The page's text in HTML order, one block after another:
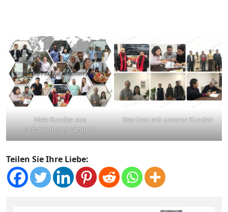
Viele Kunden aus
verschiedenen Ländern
Das Foto mit unseren Kunden
Teilen Sie Ihre Liebe: